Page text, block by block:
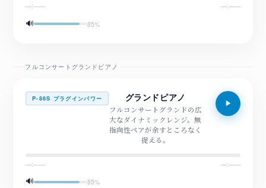
—:—— —:——
🔊 85%
フルコンサートグランドピアノ
P-86S プラグインパワー グランドピアノ
フルコンサートグランドの広
大なダイナミックレンジ。無
指向性ペアが余すところなく
捉える。
—:—— —:——
🔊 85%